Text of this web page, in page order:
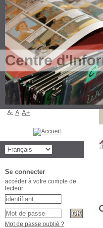
Centre
A- A A+
Se connecter
accéder à votre compte de
lecteur
Mot de passe oublié ?